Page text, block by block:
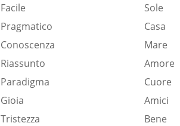
Facile
Pragmatico
Conoscenza
Riassunto
Paradigma
Gioia
Tristezza
Sole
Casa
Mare
Amore
Cuore
Amici
Bene